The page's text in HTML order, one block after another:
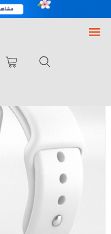
AllProduct